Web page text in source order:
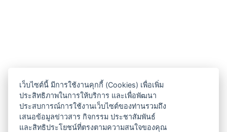
เว็บไซต์นี้ มีการใช้งานคุกกี้ (Cookies) เพื่อเพิ่ม
ประสิทธิภาพในการให้บริการ และเพื่อพัฒนา
ประสบการณ์การใช้งานเว็บไซต์ของท่านรวมถึง
เสนอข้อมูลข่าวสาร กิจกรรม ประชาสัมพันธ์
และสิทธิประโยชน์ที่ตรงตามความสนใจของคุณ